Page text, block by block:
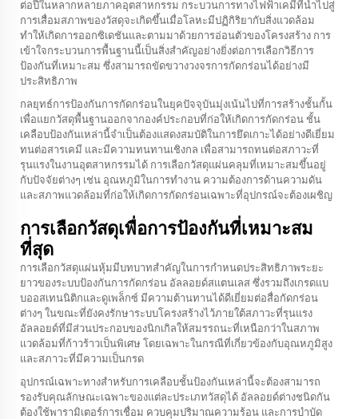
ต่อปีในหลากหลายภาคอุตสาหกรรม กระบวนการทางไฟฟ้าเคมีที่นำไปสู่
การเสื่อมสภาพของวัสดุจะเกิดขึ้นเมื่อโลหะมีปฏิกิริยากับสิ่งแวดล้อม
ทำให้เกิดการออกซิเดชันและตามมาด้วยการอ่อนตัวของโครงสร้าง การ
เข้าใจกระบวนการพื้นฐานนี้เป็นสิ่งสำคัญอย่างยิ่งต่อการเลือกวิธีการ
ป้องกันที่เหมาะสม ซึ่งสามารถขัดขวางวงจรการกัดกร่อนได้อย่างมี
ประสิทธิภาพ
กลยุทธ์การป้องกันการกัดกร่อนในยุคปัจจุบันมุ่งเน้นไปที่การสร้างชั้นกั้น
เพื่อแยกวัสดุพื้นฐานออกจากองค์ประกอบที่ก่อให้เกิดการกัดกร่อน ชั้น
เคลือบป้องกันเหล่านี้จำเป็นต้องแสดงสมบัติในการยึดเกาะได้อย่างดีเยี่ยม
ทนต่อสารเคมี และมีความทนทานเชิงกล เพื่อสามารถทนต่อสภาวะที่
รุนแรงในงานอุตสาหกรรมได้ การเลือกวัสดุแผ่นคลุมที่เหมาะสมขึ้นอยู่
กับปัจจัยต่างๆ เช่น อุณหภูมิในการทำงาน ความต้องการด้านความดัน
และสภาพแวดล้อมที่ก่อให้เกิดการกัดกร่อนเฉพาะที่อุปกรณ์จะต้องเผชิญ
การเลือกวัสดุเพื่อการป้องกันที่เหมาะสม
ที่สุด
การเลือกวัสดุแผ่นหุ้มมีบทบาทสำคัญในการกำหนดประสิทธิภาพระยะ
ยาวของระบบป้องกันการกัดกร่อน อัลลอยด์สแตนเลส ซึ่งรวมถึงเกรดแบ
บออสเทนนิติกและดูเพล็กซ์ มีความต้านทานได้ดีเยี่ยมต่อสื่อกัดกร่อน
ต่างๆ ในขณะที่ยังคงรักษาระบบโครงสร้างไว้ภายใต้สภาวะที่รุนแรง
อัลลอยด์ที่มีส่วนประกอบของนิกเกิลให้สมรรถนะที่เหนือกว่าในสภาพ
แวดล้อมที่ก้าวร้าวเป็นพิเศษ โดยเฉพาะในกรณีที่เกี่ยวข้องกับอุณหภูมิสูง
และสภาวะที่มีความเป็นกรด
อุปกรณ์เฉพาะทางสำหรับการเคลือบชั้นป้องกันเหล่านี้จะต้องสามารถ
รองรับคุณลักษณะเฉพาะของแต่ละประเภทวัสดุได้ อัลลอยด์ต่างชนิดกัน
ต้องใช้พารามิเตอร์การเชื่อม ควบคุมปริมาณความร้อน และการบำบัด